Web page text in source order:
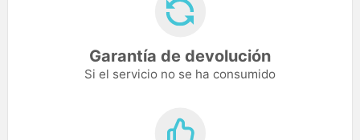
Garantía de devolución
Si el servicio no se ha consumido